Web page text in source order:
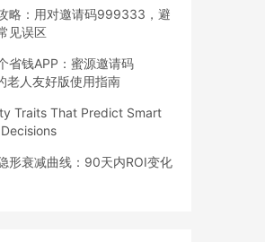
略：用对邀请码999333，避
见误区
省钱APP：蜜源邀请码
人友好版使用指南
Traits That Predict Smart
形衰减曲线：90天内ROI变化